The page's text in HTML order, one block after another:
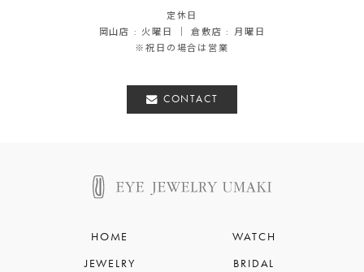
定休日
岡山店 : 火曜日 ｜ 倉敷店 : 月曜日
※祝日の場合は営業
CONTACT
HOME
WATCH
JEWELRY
BRIDAL